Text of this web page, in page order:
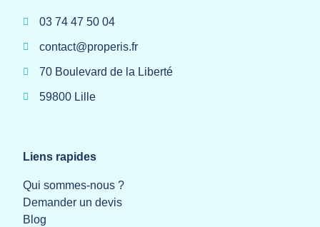
03 74 47 50 04
contact@properis.fr
70 Boulevard de la Liberté
59800 Lille
Liens rapides
Qui sommes-nous ?
Demander un devis
Blog